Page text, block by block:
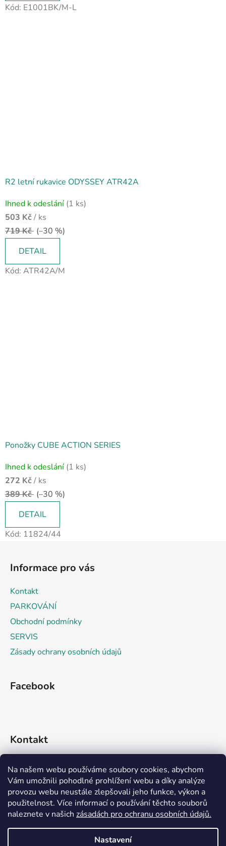
Na našem webu používáme soubory cookies, abychom
Vám umožnili pohodlné prohlížení webu a díky analýze
provozu webu neustále zlepšovali jeho funkce, výkon a
použitelnost. Více informací o používání těchto souborů
naleznete v našich zásadách pro ochranu osobních údajů.
Nastavení
Kód: E1001BK/M-L
R2 letní rukavice ODYSSEY ATR42A
Ihned k odeslání (1 ks)
503 Kč/ ks
719 Kč (–30 %)
DETAIL
Kód: ATR42A/M
Ponožky CUBE ACTION SERIES
Ihned k odeslání (1 ks)
272 Kč/ ks
389 Kč (–30 %)
DETAIL
Kód: 11824/44
Informace pro vás
Kontakt
PARKOVÁNÍ
Obchodní podmínky
SERVIS
Zásady ochrany osobních údajů
Facebook
Kontakt
info@rideko.cz
+420 721 360 992